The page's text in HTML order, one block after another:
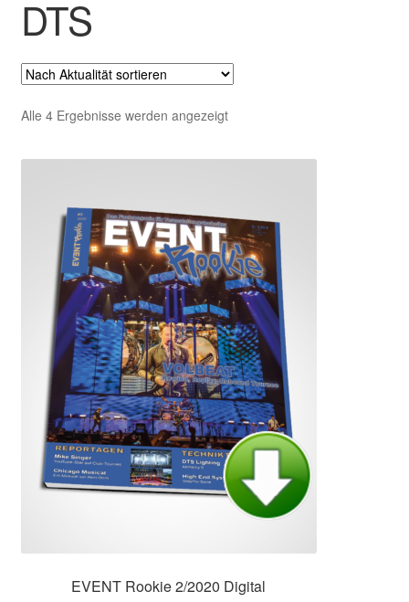
EVENT Rookie Artikel
Fachbücher
DTS
Alle 4 Ergebnisse werden angezeigtNach
sortiert
EVENT Rookie 2/2020 Digital